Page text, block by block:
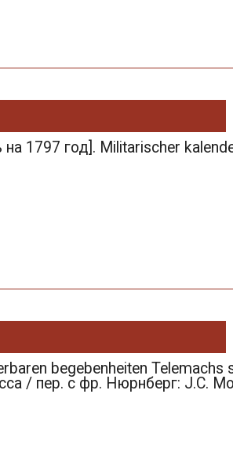
на 1797 год]. Militarischer
begebenheiten
/ пер. с фр. Нюрнберг: J.C.